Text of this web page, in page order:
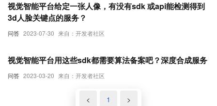
问答 2023-07-30 来自：开发者社区
视觉智能平台给定一张人像，有没有sdk 或api能检测得到
3d人脸关键点的服务？
问答 2023-03-20 来自：开发者社区
视觉智能平台用这些sdk都需要算法备案吧？深度合成服务
< 1 >